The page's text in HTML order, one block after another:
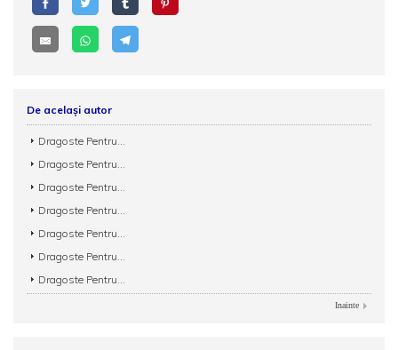
De același autor
Dragoste Pentru...
Dragoste Pentru...
Dragoste Pentru...
Dragoste Pentru...
Dragoste Pentru...
Dragoste Pentru...
Dragoste Pentru...
Inainte